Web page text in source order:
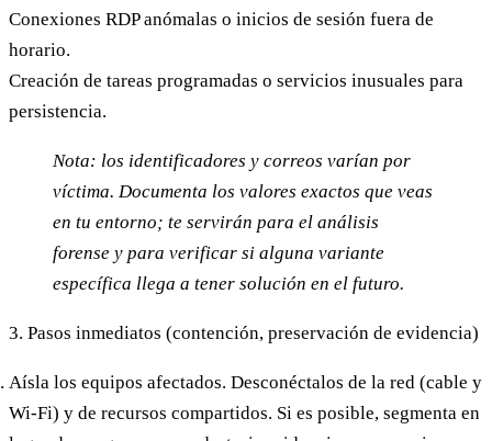
Conexiones RDP anómalas o inicios de sesión fuera de
horario.
Creación de tareas programadas o servicios inusuales para
persistencia.
Nota: los identificadores y correos varían por
víctima. Documenta los valores exactos que veas
en tu entorno; te servirán para el análisis
forense y para verificar si alguna variante
específica llega a tener solución en el futuro.
3. Pasos inmediatos (contención, preservación de evidencia)
Aísla los equipos afectados. Desconéctalos de la red (cable y
Wi-Fi) y de recursos compartidos. Si es posible, segmenta en